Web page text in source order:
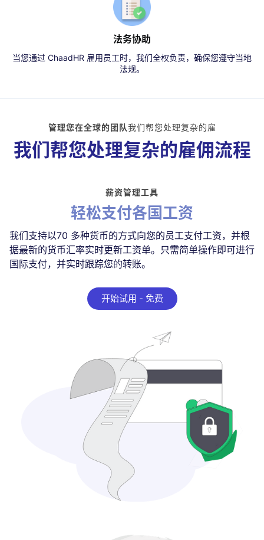
法务协助
当您通过 ChaadHR 雇用员工时，我们全权负责，确保您遵守当地
法规。
管理您在全球的团队我们帮您处理复杂的雇
我们帮您处理复杂的雇佣流程
薪资管理工具
轻松支付各国工资
我们支持以70 多种货币的方式向您的员工支付工资，并根
据最新的货币汇率实时更新工资单。只需简单操作即可进行
国际支付，并实时跟踪您的转账。
开始试用 - 免费